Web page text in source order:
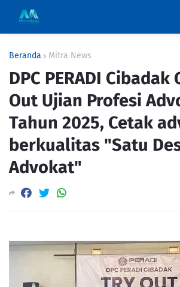
Beranda Mitra News
DPC PERADI Cibadak
Out Ujian Profesi
Tahun 2025, Cetak
berkualitas "Satu
Advokat"